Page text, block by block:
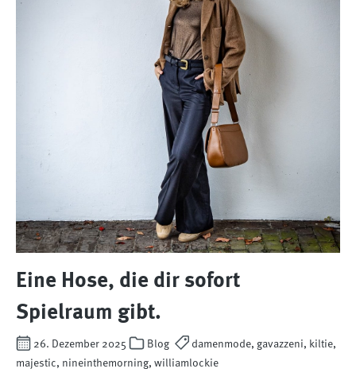
Eine Hose, die dir sofort
Spielraum gibt.
26. Dezember 2025 Blog
damenmode, gavazzeni, kiltie,
majestic, nineinthemorning, williamlockie